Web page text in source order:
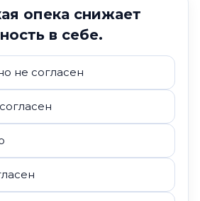
опека снижает
в себе.
не согласен